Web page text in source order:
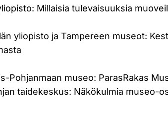
Millaisia tulevaisuuksia
yliopisto ja Tampereen museot:
Pohjanmaan museo: ParasRakas
taidekeskus: Näkökulmia museo-